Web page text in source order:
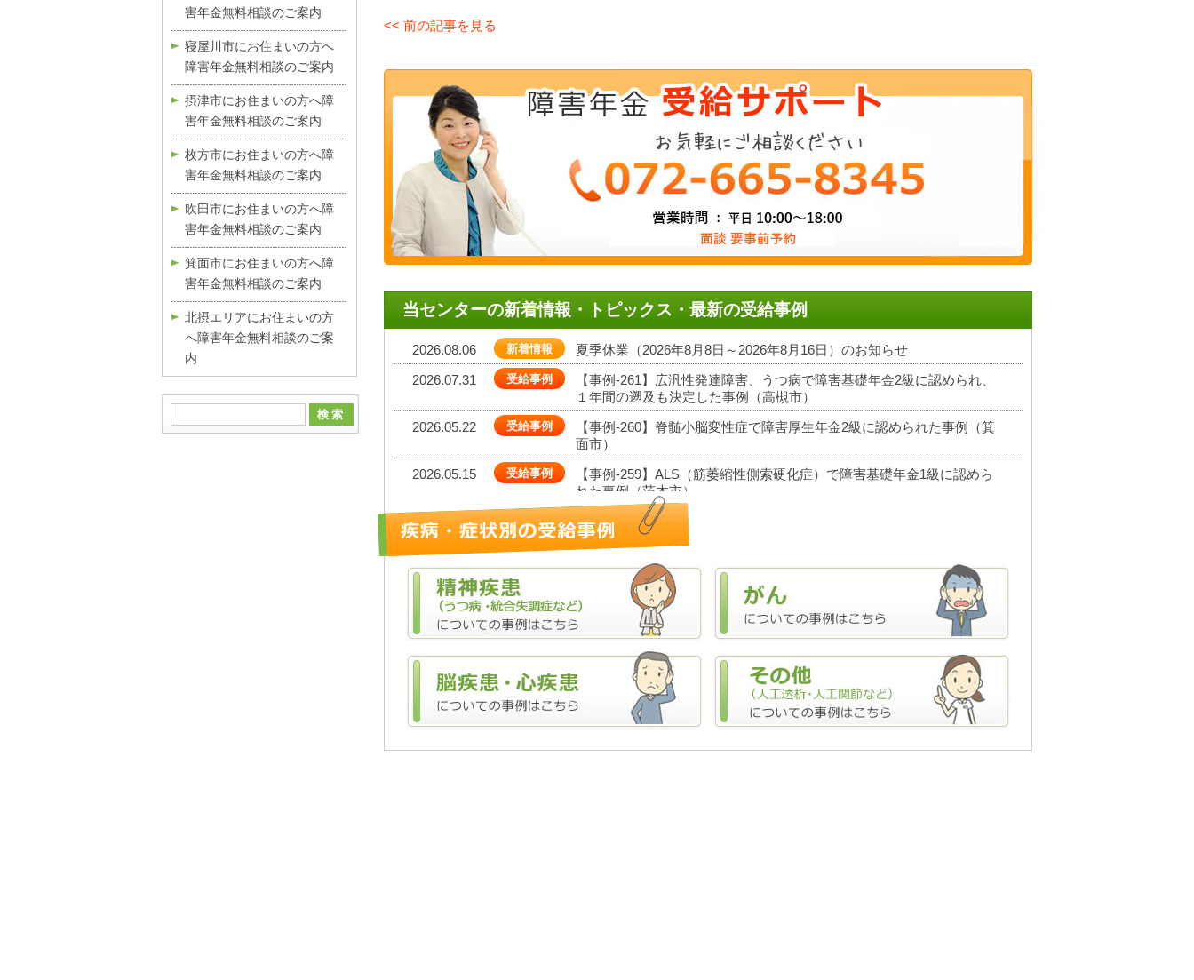
<< 前の記事を見る
当センターの新着情報・トピックス・最新の受給事例
2026.08.06 新着情報
夏季休業（2026年8月8日～2026年8月16日）のお知らせ
2026.07.31
受給事例
【事例-261】広汎性発達障害、うつ病で障害基礎年金2級に認められ、
１年間の遡及も決定した事例（高槻市）
2026.05.22
受給事例
【事例-260】脊髄小脳変性症で障害厚生年金2級に認められた事例（箕
面市）
2026.05.15
受給事例
【事例-259】ALS（筋萎縮性側索硬化症）で障害基礎年金1級に認めら
れた事例（茨木市）
2026.04.30
受給事例
【事例-258】拡張型心筋症について障害厚生年金3級が決定し、約2年
間の遡りも認められたケース（箕面市）
2026.04.01
新着情報
感謝のお手紙（65）を追加いたしました。
2026.02.20
受給事例
【事例-257】混合性結合組織病で障害基礎年金2級に認められた事例
（茨木市）
2026.01.29
受給事例
【事例-255】両網膜色素変性症について、障害厚生年金1級に認められ
た事例（高槻市）
害年金無料相談のご案内
寝屋川市にお住まいの方へ
障害年金無料相談のご案内
摂津市にお住まいの方へ障
害年金無料相談のご案内
枚方市にお住まいの方へ障
害年金無料相談のご案内
吹田市にお住まいの方へ障
害年金無料相談のご案内
箕面市にお住まいの方へ障
害年金無料相談のご案内
北摂エリアにお住まいの方
へ障害年金無料相談のご案
内